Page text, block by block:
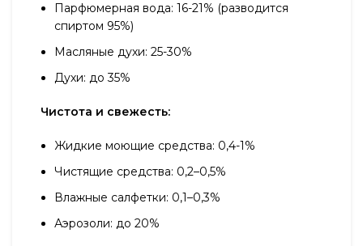
Парфюмерная вода: 16-21% (разводится
спиртом 95%)
Масляные духи: 25-30%
Духи: до 35%
Чистота и свежесть:
Жидкие моющие средства: 0,4-1%
Чистящие средства: 0,2–0,5%
Влажные салфетки: 0,1–0,3%
Аэрозоли: до 20%